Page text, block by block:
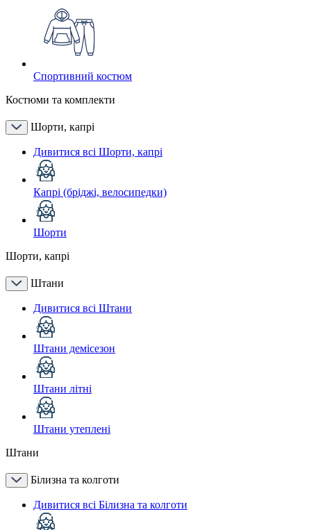
Спортивний костюм
Костюми та комплекти
Шорти, капрі
Дивитися всі Шорти, капрі
Капрі (бріджі, велосипедки)
Шорти
Шорти, капрі
Штани
Дивитися всі Штани
Штани демісезон
Штани літні
Штани утеплені
Штани
Білизна та колготи
Дивитися всі Білизна та колготи